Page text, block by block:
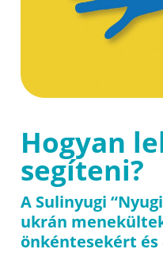
Hogyan
segíteni?
A Sulinyugi
ukrán
önkéntesekért